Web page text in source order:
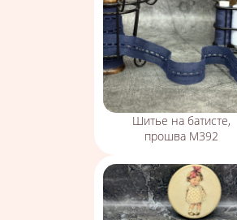
Шитье на батисте,
прошва М392